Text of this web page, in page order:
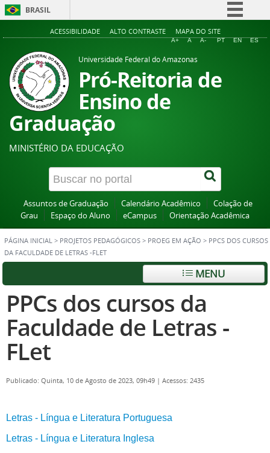
BRASIL
Simplifique!
Acesso à informação
ACESSIBILIDADE ALTO CONTRASTE MAPA DO SITE
A+ A A- PT EN ES
Universidade Federal do Amazonas
Pró-Reitoria de
Ensino de
Graduação
MINISTÉRIO DA EDUCAÇÃO
Assuntos de Graduação Calendário Acadêmico
Colação de
Grau
Espaço do Aluno eCampus Orientação Acadêmica
PÁGINA INICIAL > PROJETOS PEDAGÓGICOS > PROEG EM AÇÃO > PPCS DOS CURSOS
DA FACULDADE DE LETRAS -FLET
MENU
PPCs dos cursos da
Faculdade de Letras -
FLet
Publicado: Quinta, 10 de Agosto de 2023, 09h49 | Acessos: 2435
Letras - Língua e Literatura Portuguesa
Letras - Língua e Literatura Inglesa